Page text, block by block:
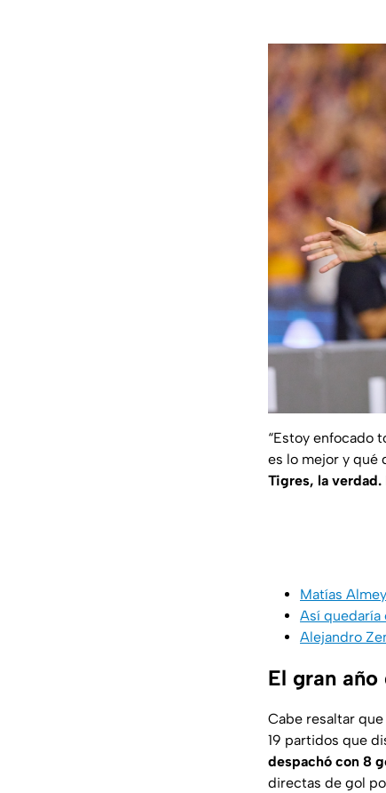
“Estoy enfocado
es lo mejor y qué
Tigres, la
Matías
Así quedaría
Alejandro
El gran
Cabe resaltar
19 partidos que
despachó con 8
directas de gol